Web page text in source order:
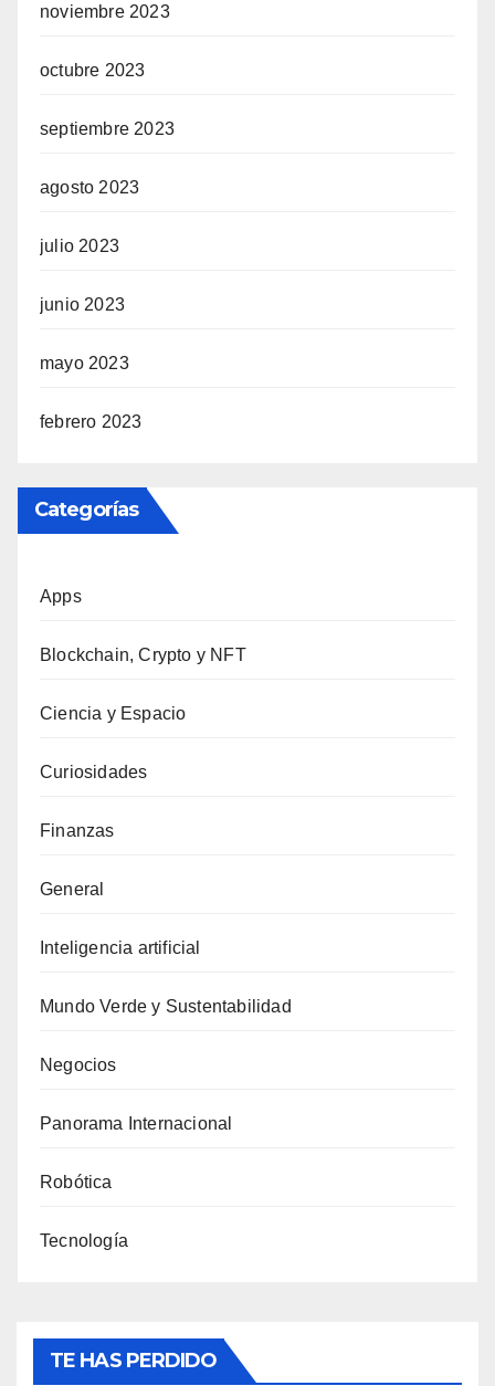
noviembre 2023
octubre 2023
septiembre 2023
agosto 2023
julio 2023
junio 2023
mayo 2023
febrero 2023
Categorías
Apps
Blockchain, Crypto y NFT
Ciencia y Espacio
Curiosidades
Finanzas
General
Inteligencia artificial
Mundo Verde y Sustentabilidad
Negocios
Panorama Internacional
Robótica
Tecnología
TE HAS PERDIDO